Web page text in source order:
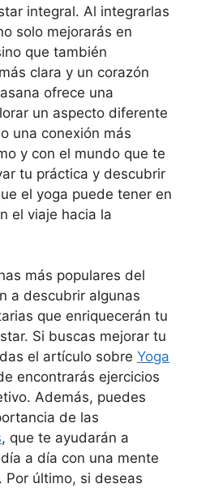
integral. Al integrarlas
solo mejorarás en
que también
clara y un corazón
ofrece una
un aspecto diferente
una conexión más
y con el mundo que te
tu práctica y descubrir
el yoga puede tener en
el viaje hacia la
más populares del
a descubrir algunas
que enriquecerán tu
Si buscas mejorar tu
el artículo sobre Yoga
encontrarás ejercicios
Además, puedes
de las
, que te ayudarán a
a día con una mente
Por último, si deseas